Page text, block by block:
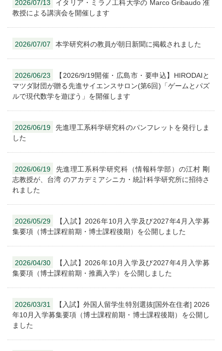
2026/07/13
イタリア・ミラノ工科大学の Marco Gribaudo 准
教授による講演会を開催します
2026/07/07 本学研究科の教員が朝日新聞に掲載されました
2026/06/23
【2026/9/19開催・広島市・要申込】HIRODAIと
マツダ財団が贈る先進サイエンスサロン(第6回)「ゲームとパズ
ルで現代数学を遊ぼう」を開催します
2026/06/19
先進理工系科学研究科のパンフレットを発行しま
した
2026/06/19
先進理⼯系科学研究科（情報科学部）の江村 剛
志教授が、台湾 のアカデミアシニカ・統計科学研究所に招待さ
れました
2026/05/29
【入試】2026年10月入学及び2027年4月入学募
集要項（博士課程前期・博士課程後期）を公開しました
2026/04/30
【入試】2026年10月入学及び2027年4月入学募
集要項（博士課程前期・推薦入学）を公開しました
2026/03/31
【入試】外国人留学生特別選抜[国外在住者] 2026
年10月入学募集要項（博士課程前期・博士課程後期）を公開し
ました